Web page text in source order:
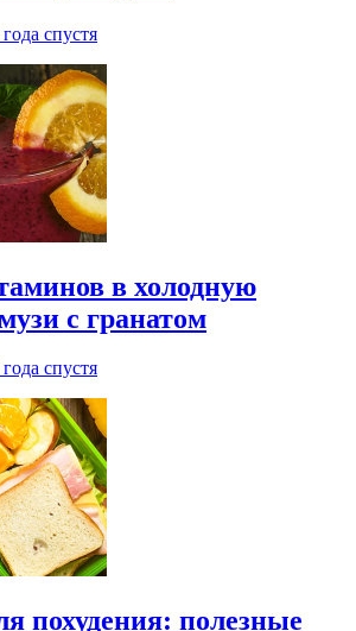
года спустя
в холодную
с гранатом
спустя
похудения: полезные